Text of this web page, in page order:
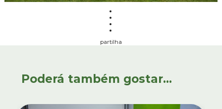
partilha
Poderá também gostar...